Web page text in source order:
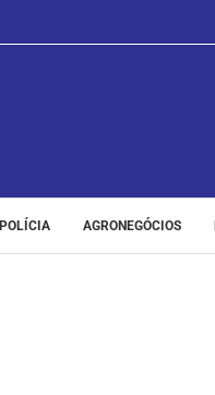
POLÍCIA AGRONEGÓCIOS